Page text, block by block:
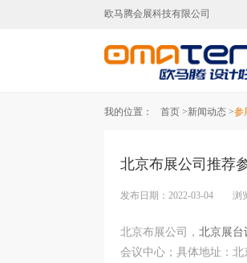
欧马腾会展科技有限公司
我的位置： 首页 >新闻动态 >参
北京布展公司推荐
发布日期：2022-03-04 浏
北京布展公司， 北京展台
会议中心；具体地址：